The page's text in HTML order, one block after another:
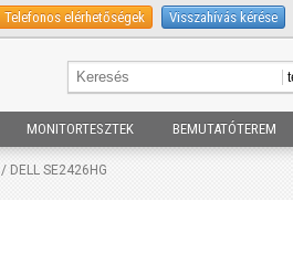
Telefonos elérhetőségek Visszahívás kérése
MONITORTESZTEK BEMUTATÓTEREM
/ DELL SE2426HG